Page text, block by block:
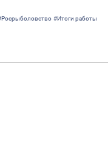
#Итоги работы